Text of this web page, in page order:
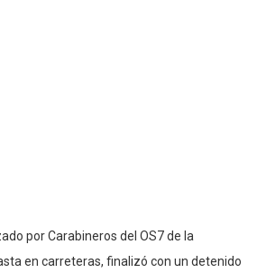
por Carabineros del OS7 de la
en carreteras, finalizó con un detenido